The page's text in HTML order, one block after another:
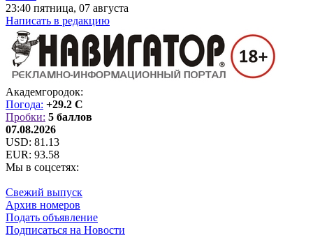
23:40 пятница, 07 августа
Написать в редакцию
Академгородок:
Погода: +29.2 C
Пробки: 5 баллов
07.08.2026
USD: 81.13
EUR: 93.58
Мы в соцсетях:
Свежий выпуск
Архив номеров
Подать объявление
Подписаться на Новости